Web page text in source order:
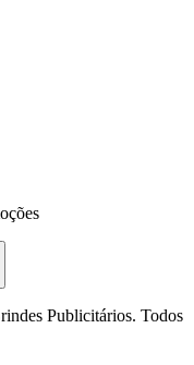
Publicitários. Todos